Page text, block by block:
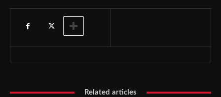
Related articles